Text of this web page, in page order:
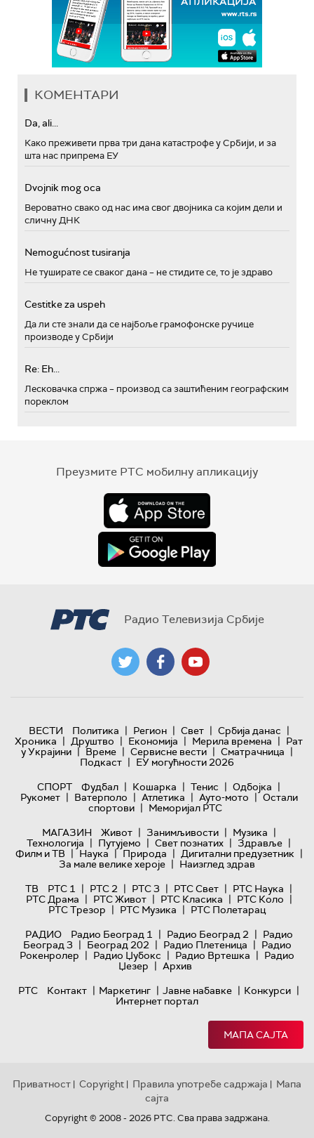
КОМЕНТАРИ
Da, ali...
Како преживети прва три дана катастрофе у Србији, и за
шта нас припрема ЕУ
Dvojnik mog oca
Вероватно свако од нас има свог двојника са којим дели и
сличну ДНК
Nemogućnost tusiranja
Не туширате се сваког дана – не стидите се, то је здраво
Cestitke za uspeh
Да ли сте знали да се најбоље грамофонске ручице
производе у Србији
Re: Eh...
Лесковачка спржа – производ са заштићеним географским
пореклом
Преузмите РТС мобилну апликацију
Радио Телевизија Србије
ВЕСТИ Политика | Регион | Свет | Србија данас |
Хроника | Друштво | Економија | Мерила времена | Рат
у Украјини | Време | Сервисне вести | Сматрачница |
Подкаст | ЕУ могућности 2026
СПОРТ
Фудбал | Кошарка | Тенис | Одбојка |
Рукомет | Ватерполо | Атлетика | Ауто-мото | Остали
спортови | Меморијал РТС
МАГАЗИН
Живот | Занимљивости | Музика |
Технологијa | Путујемо | Свет познатих | Здравље |
Филм и ТВ | Наука | Природа | Дигитални предузетник |
За мале велике хероје | Наизглед здрав
ТВ
РТС 1 | РТС 2 | РТС 3 | РТС Свет | РТС Наука |
РТС Драма | РТС Живот | РТС Класика | РТС Коло |
РТС Трезор | РТС Музика | РТС Полетарац
РАДИО
Радио Београд 1 | Радио Београд 2 | Радио
Београд 3 | Београд 202 | Радио Плетеница | Радио
Рокенролер | Радио Џубокс | Радио Вртешка | Радио
Џезер | Архив
РТС
Контакт | Маркетинг | Јавне набавке | Конкурси |
Интернет портал
МАПА САЈТА
Приватност | Copyright | Правила употребе садржаја | Мапа
сајта
Copyright © 2008 - 2026 РТС. Сва права задржана.